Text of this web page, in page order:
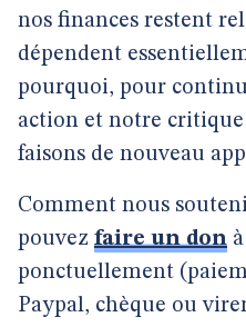
nos finances restent
dépendent
pourquoi, pour
action et notre critique
faisons de nouveau
Comment nous
pouvez faire un don
ponctuellement
Paypal, chèque ou